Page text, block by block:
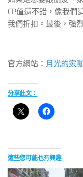
CP值還不錯，像我們
我們折扣。最後，強
官方網站： 月光的家
分享此文：
這些您可能也有興趣